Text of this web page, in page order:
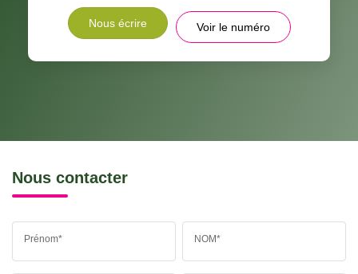
Nous écrire Voir le numéro
Nous contacter
Prénom* NOM*